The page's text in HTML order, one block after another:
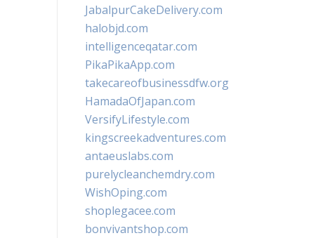
JabalpurCakeDelivery.com
halobjd.com
intelligenceqatar.com
PikaPikaApp.com
takecareofbusinessdfw.org
HamadaOfJapan.com
VersifyLifestyle.com
kingscreekadventures.com
antaeuslabs.com
purelycleanchemdry.com
WishOping.com
shoplegacee.com
bonvivantshop.com